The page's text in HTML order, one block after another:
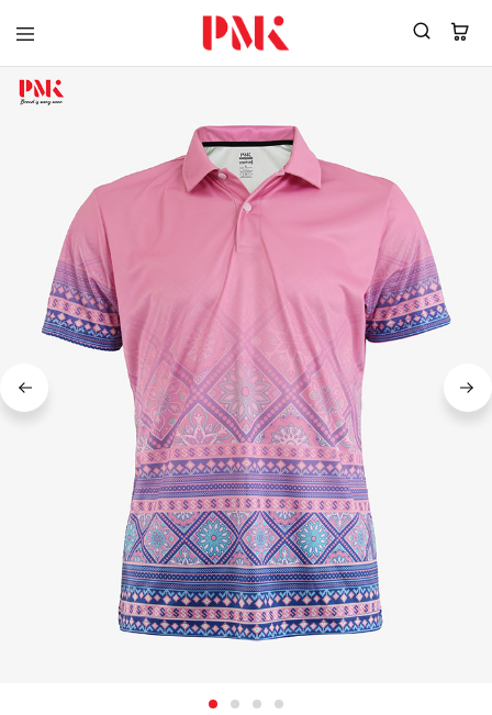
PMK
สร้าง
แบรนด์
ผู้
ยูนิฟอร์ม
บริษัท
มาตรฐาน
ISO9001
อุตสาหกรรม
ระดับ
ที่2